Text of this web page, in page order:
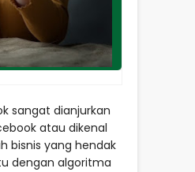
sangat dianjurkan
atau dikenal
bisnis yang hendak
dengan algoritma